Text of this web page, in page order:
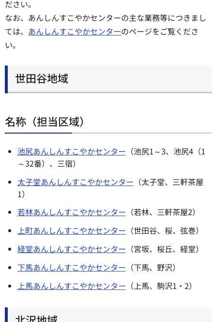
ださい。
なお、あんしんすこやかセンターの主な業務等につきまし
ては、 あんしんすこやかセンターのページをご覧くださ
い。
世田谷地域
名称（担当区域）
池尻あんしんすこやかセンター （池尻1～3、池尻4（1
～32番）、三宿）
太子堂あんしんすこやかセンター （太子堂、三軒茶屋
1）
若林あんしんすこやかセンター （若林、三軒茶屋2）
上町あんしんすこやかセンター （世田谷、桜、弦巻）
経堂あんしんすこやかセンター （宮坂、桜丘、経堂）
下馬あんしんすこやかセンター （下馬、野沢）
上馬あんしんすこやかセンター （上馬、駒沢1・2）